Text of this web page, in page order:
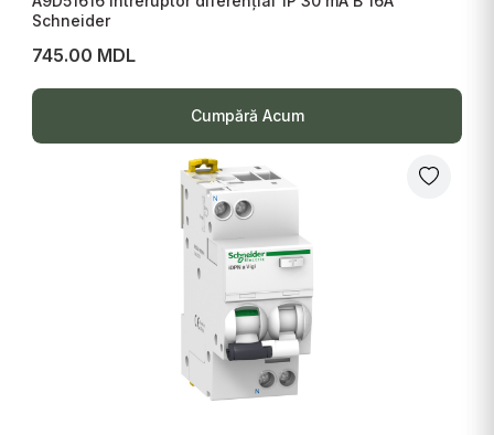
Schneider
745.00 MDL
Cumpără Acum